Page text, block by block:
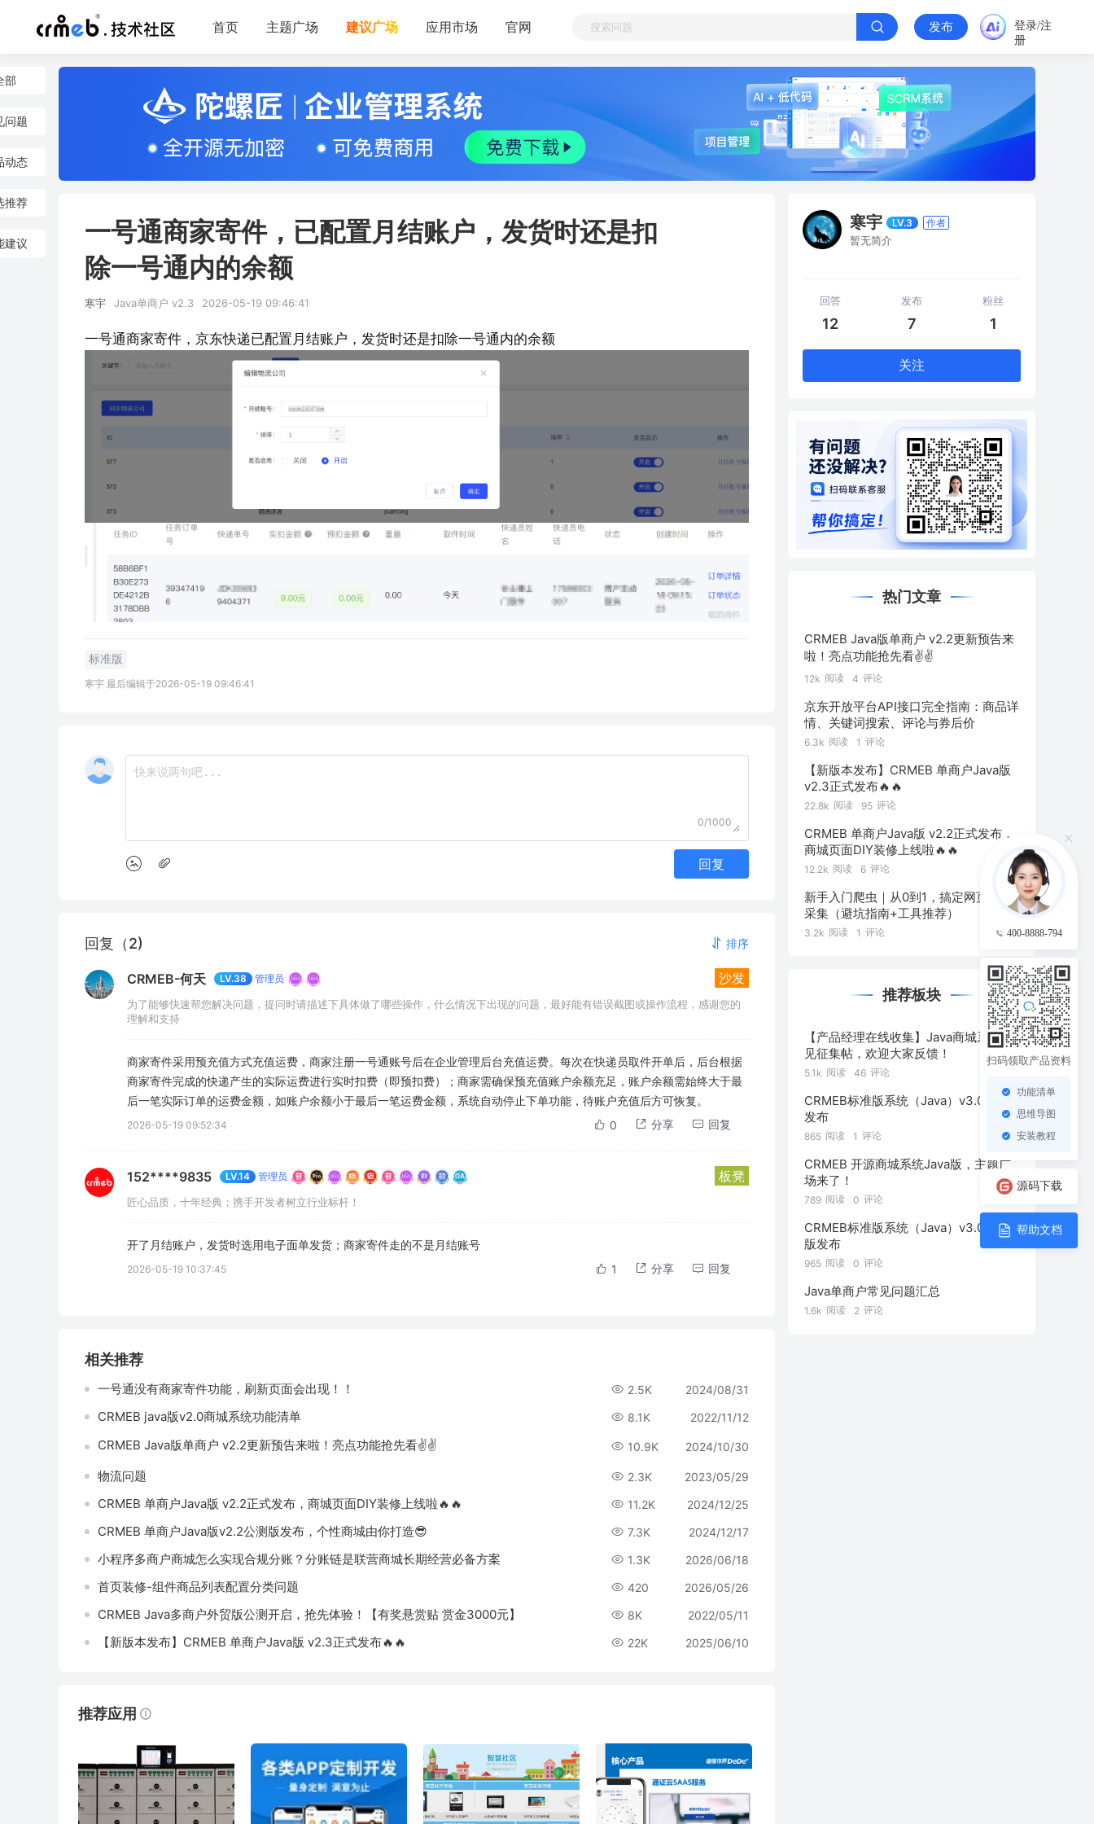
首页 主题广场 建议广场 应用市场 官网 发布
登录/注
册
部
问题
动态
推荐
建议
一号通商家寄件，已配置月结账户，发货时还是扣
除一号通内的余额
寒宇 Java单商户 v2.3 2026-05-19 09:46:41
一号通商家寄件，京东快递已配置月结账户，发货时还是扣除一号通内的余额
标准版
寒宇 最后编辑于2026-05-19 09:46:41
0/1000
回复
回复（2) 排序
CRMEB-何天 LV.38 管理员 沙发
为了能够快速帮您解决问题，提问时请描述下具体做了哪些操作，什么情况下出现的问题，最好能有错误截图或操作流程，感谢您的
理解和支持
商家寄件采用预充值方式充值运费，商家注册一号通账号后在企业管理后台充值运费。每次在快递员取件开单后，后台根据
商家寄件完成的快递产生的实际运费进行实时扣费（即预扣费）；商家需确保预充值账户余额充足，账户余额需始终大于最
后一笔实际订单的运费金额，如账户余额小于最后一笔运费金额，系统自动停止下单功能，待账户充值后方可恢复。
2026-05-19 09:52:34 0 分享 回复
152****9835 LV.14 管理员 板凳
匠心品质，十年经典；携手开发者树立行业标杆！
开了月结账户，发货时选用电子面单发货；商家寄件走的不是月结账号
2026-05-19 10:37:45 1 分享 回复
相关推荐
一号通没有商家寄件功能，刷新页面会出现！！ 2.5K 2024/08/31
CRMEB java版v2.0商城系统功能清单 8.1K 2022/11/12
CRMEB Java版单商户 v2.2更新预告来啦！亮点功能抢先看✌️✌️ 10.9K 2024/10/30
物流问题 2.3K 2023/05/29
CRMEB 单商户Java版 v2.2正式发布，商城页面DIY装修上线啦🔥🔥 11.2K 2024/12/25
CRMEB 单商户Java版v2.2公测版发布，个性商城由你打造😎 7.3K 2024/12/17
小程序多商户商城怎么实现合规分账？分账链是联营商城长期经营必备方案 1.3K 2026/06/18
首页装修-组件商品列表配置分类问题 420 2026/05/26
CRMEB Java多商户外贸版公测开启，抢先体验！【有奖悬赏贴 赏金3000元】 8K 2022/05/11
【新版本发布】CRMEB 单商户Java版 v2.3正式发布🔥🔥 22K 2025/06/10
推荐应用
寒宇 LV.3 作者
暂无简介
回答
12
发布
7
粉丝
1
关注
热门文章
CRMEB Java版单商户 v2.2更新预告来
啦！亮点功能抢先看✌️✌️
12k 阅读 4 评论
京东开放平台API接口完全指南：商品详
情、关键词搜索、评论与券后价
6.3k 阅读 1 评论
【新版本发布】CRMEB 单商户Java版
v2.3正式发布🔥🔥
22.8k 阅读 95 评论
CRMEB 单商户Java版 v2.2正式发布，
商城页面DIY装修上线啦🔥🔥
12.2k 阅读 6 评论
新手入门爬虫｜从0到1，搞定网页数据
采集（避坑指南+工具推荐）
3.2k 阅读 1 评论
推荐板块
【产品经理在线收集】Java商城系统意
见征集帖，欢迎大家反馈！
5.1k 阅读 46 评论
CRMEB标准版系统（Java）v3.0正式
发布
865 阅读 1 评论
CRMEB 开源商城系统Java版，主题广
场来了！
789 阅读 0 评论
CRMEB标准版系统（Java）v3.0公测
版发布
965 阅读 0 评论
Java单商户常见问题汇总
1.6k 阅读 2 评论
400-8888-794
扫码领取产品资料
功能清单
思维导图
安装教程
源码下载
帮助文档